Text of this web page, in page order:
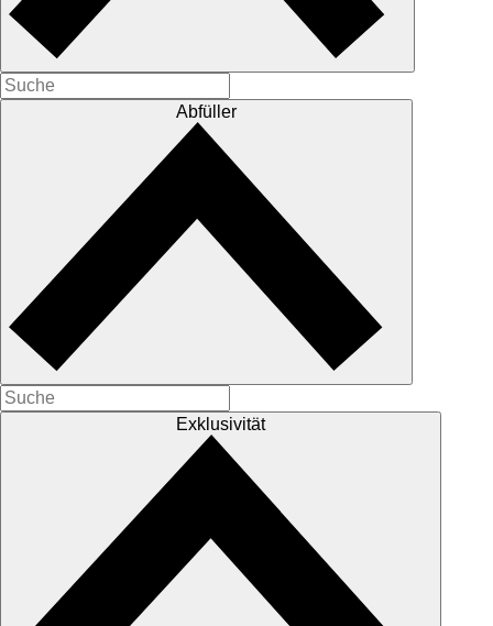
Abfüller
Exklusivität